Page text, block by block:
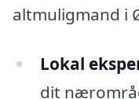
altmuligmand i
Lokal
dit